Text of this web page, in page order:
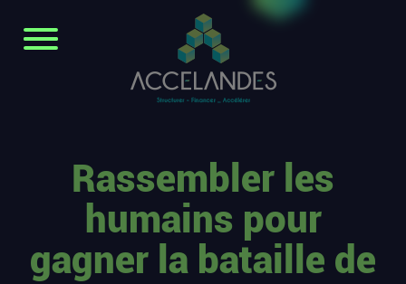
Rassembler les
humains pour
gagner la bataille de